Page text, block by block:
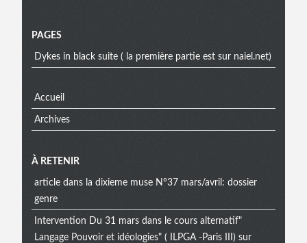
Menu
PAGES
Dykes in black suite ( la première partie est sur naiel.net)
Accueil
Archives
À RETENIR
article dans la dixieme muse N°37 mars/avril: dossier
genre
Intervention Du 31 mars dans le cours alternatif"
Langage Pouvoir et idéologies" ( ILPGA -Paris III) sur